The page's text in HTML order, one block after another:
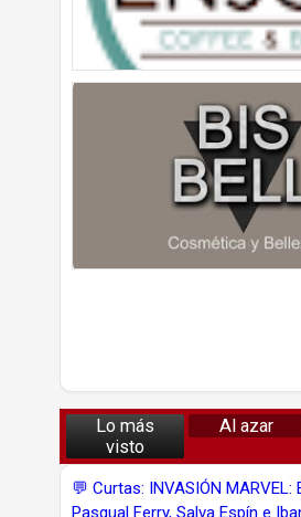
Lo más
visto
Al azar
💬 Curtas: INVASIÓN
Pasqual Ferry, Salva Espín e